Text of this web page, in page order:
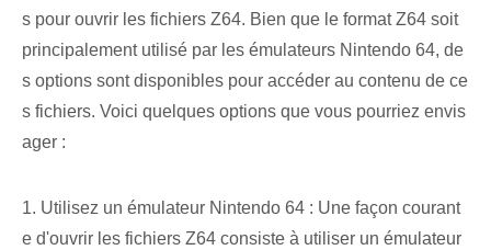
s pour ouvrir les fichiers Z64. Bien que le format Z64 soit
principalement utilisé par les émulateurs Nintendo 64, de
s options sont disponibles pour accéder au contenu de ce
s fichiers. Voici quelques options⁤ que vous pourriez ⁤envis
ager :
1. Utilisez un émulateur Nintendo 64 : Une façon courant
e d'ouvrir les fichiers Z64 consiste à utiliser un émulateur